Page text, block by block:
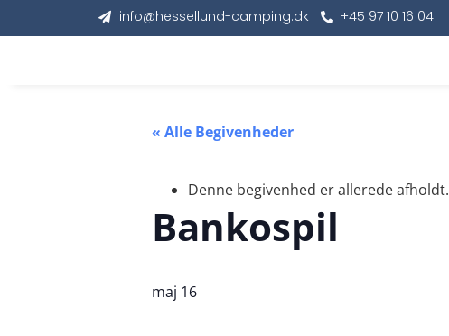
info@hessellund-camping.dk +45 97 10 16 04
« Alle Begivenheder
Denne begivenhed er allerede afholdt.
Bankospil
maj 16